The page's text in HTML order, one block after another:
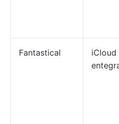
Fantastical
iCloud